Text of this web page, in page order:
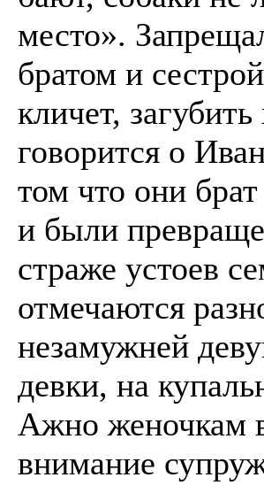
место».
братом и
кличет,
говорится о
том что они
и были
страже устоев
отмечаются
незамужней
девки, на
Ажно женочкам
внимание